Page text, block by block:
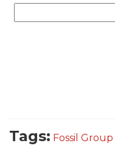
Tags: Fossil Group